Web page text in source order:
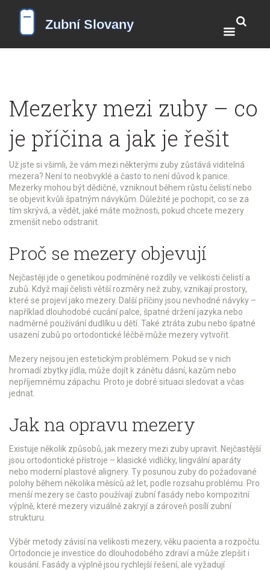
Mezerky mezi zuby – co
je příčina a jak je řešit
Už jste si všimli, že vám mezi některými zuby zůstává viditelná
mezera? Není to neobvyklé a často to není důvod k panice.
Mezerky mohou být dědičné, vzniknout během růstu čelistí nebo
se objevit kvůli špatným návykům. Důležité je pochopit, co se za
tím skrývá, a vědět, jaké máte možnosti, pokud chcete mezery
zmenšit nebo odstranit.
Proč se mezery objevují
Nejčastěji jde o genetikou podmíněné rozdíly ve velikosti čelistí a
zubů. Když mají čelisti větší rozměry než zuby, vznikají prostory,
které se projeví jako mezery. Další příčiny jsou nevhodné návyky –
například dlouhodobé cucání palce, špatné držení jazyka nebo
nadměrné používání dudlíku u dětí. Také ztráta zubu nebo špatné
usazení zubů po ortodontické léčbě může mezery vytvořit.
Mezery nejsou jen estetickým problémem. Pokud se v nich
hromadí zbytky jídla, může dojít k zánětu dásní, kazům nebo
nepříjemnému zápachu. Proto je dobré situaci sledovat a včas
jednat.
Jak na opravu mezery
Existuje několik způsobů, jak mezery mezi zuby upravit. Nejčastější
jsou ortodontické přístroje – klasické vidličky, lingvální aparáty
nebo moderní plastové alignery. Ty posunou zuby do požadované
polohy během několika měsíců až let, podle rozsahu problému. Pro
menší mezery se často používají zubní fasády nebo kompozitní
výplně, které mezery vizuálně zakryjí a zároveň posílí zubní
strukturu.
Výběr metody závisí na velikosti mezery, věku pacienta a rozpočtu.
Ortodoncie je investice do dlouhodobého zdraví a může zlepšit i
kousání. Fasády a výplně jsou rychlejší řešení, ale vyžadují